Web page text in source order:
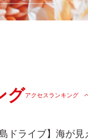
グアクセスランキング
島ドライブ】海が